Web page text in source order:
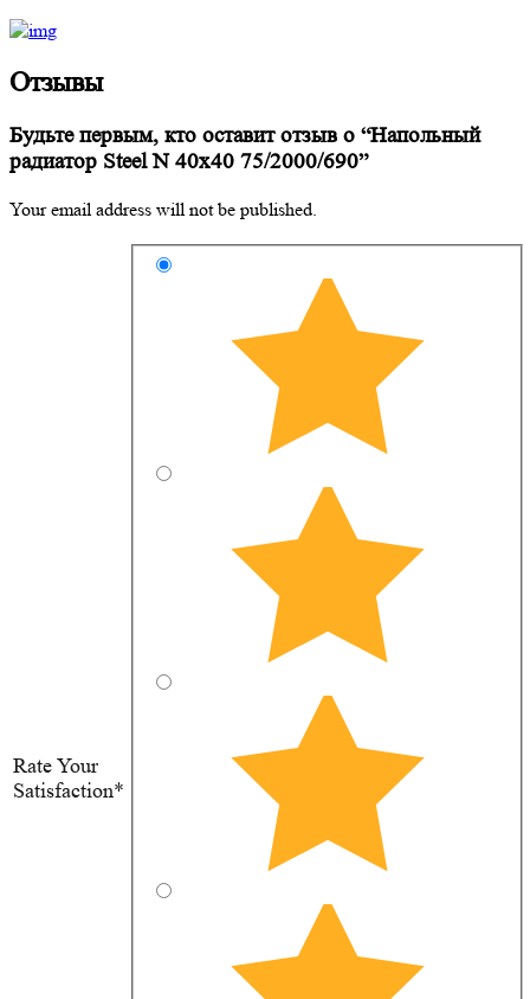
Отзывы
Будьте первым, кто оставит отзыв о “Напольный
радиатор Steel N 40х40 75/2000/690”
Your email address will not be published.
Rate Your
Satisfaction*